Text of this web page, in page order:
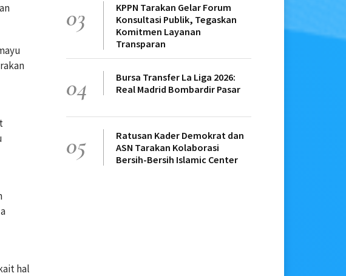
hal
03
KPPN Tarakan Gelar Forum
Konsultasi Publik, Tegaskan
Komitmen Layanan
Transparan
04
Bursa Transfer La Liga 2026:
Real Madrid Bombardir Pasar
05
Ratusan Kader Demokrat dan
ASN Tarakan Kolaborasi
Bersih-Bersih Islamic Center